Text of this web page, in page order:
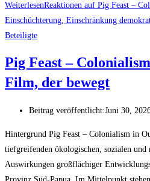
WeiterlesenReaktionen auf Pig Feast –
Einschüchterung, Einschränkung
Beteiligte
Pig Feast –
Film, der bewegt
Beitrag veröffentlicht:Juni 30,
Hintergrund Pig Feast – Colonialism in
tiefgreifenden ökologischen, sozialen und
Auswirkungen großflächiger